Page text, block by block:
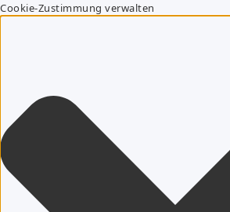
Cookie-Zustimmung verwalten